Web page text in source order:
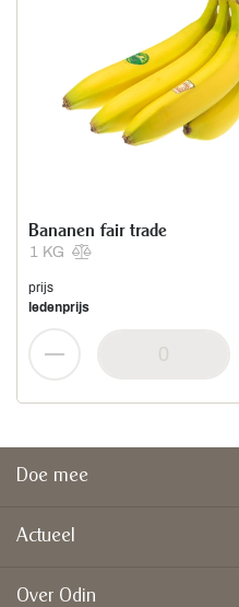
1 KG
Bananen fair trade
prijs
ledenprijs
Doe mee
Actueel
Over Odin